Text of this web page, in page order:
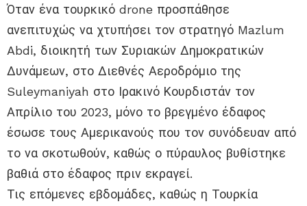
Όταν ένα τουρκικό drone προσπάθησε
ανεπιτυχώς να χτυπήσει τον στρατηγό Mazlum
Abdi, διοικητή των Συριακών Δημοκρατικών
Δυνάμεων, στο Διεθνές Αεροδρόμιο της
Suleymaniyah στο Ιρακινό Κουρδιστάν τον
Απρίλιο του 2023, μόνο το βρεγμένο έδαφος
έσωσε τους Αμερικανούς που τον συνόδευαν από
το να σκοτωθούν, καθώς ο πύραυλος βυθίστηκε
βαθιά στο έδαφος πριν εκραγεί.
Τις επόμενες εβδομάδες, καθώς η Τουρκία